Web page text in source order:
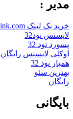
مدیر :
خرید بک لینک behtarinbacklink.com
لایسنس نود32
پسورد نود 32
اوکلی لایسنس رایگان
همیار نود 32
بهترین سئو
رایگان
بایگانی